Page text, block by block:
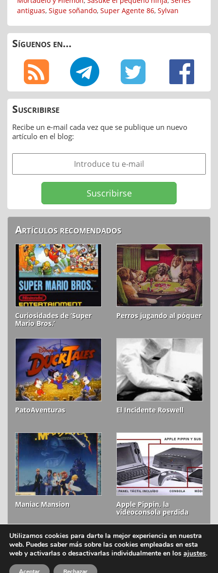
antiguas, Sigue soñando, Super Agente 86, Sylvan
Síguenos en...
Suscribirse
Recibe un e-mail cada vez que se publique un nuevo
artículo en el blog:
Artículos recomendados
Curiosidades de ‘Super
Mario Bros.’
Perros jugando al póquer
PatoAventuras El Incidente Roswell
Maniac Mansion
Apple Pippin, la
videoconsola perdida
ion litio © 2006-2026 Aviso legal
Utilizamos cookies para darte la mejor experiencia en nuestra
web. Puedes saber más sobre las cookies empleadas en esta
web y activarlas o desactivarlas individualmente en los ajustes.